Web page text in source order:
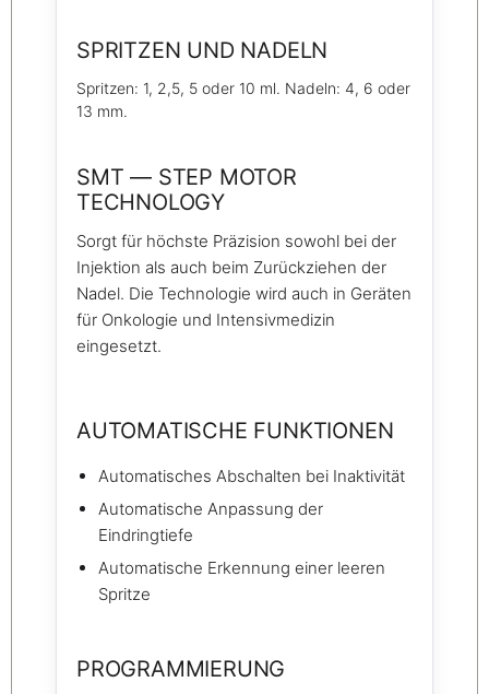
SPRITZEN UND NADELN
Spritzen: 1, 2,5, 5 oder 10 ml. Nadeln: 4, 6 oder
13 mm.
SMT — STEP MOTOR
TECHNOLOGY
Sorgt für höchste Präzision sowohl bei der
Injektion als auch beim Zurückziehen der
Nadel. Die Technologie wird auch in Geräten
für Onkologie und Intensivmedizin
eingesetzt.
AUTOMATISCHE FUNKTIONEN
Automatisches Abschalten bei Inaktivität
Automatische Anpassung der
Eindringtiefe
Automatische Erkennung einer leeren
Spritze
PROGRAMMIERUNG